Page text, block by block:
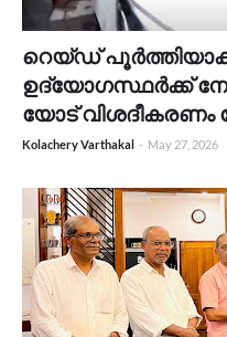
റെയ്ഡ്
ഉദ്യോഗസ്ഥർക്ക്
യോട് വിശദീകരണം
Kolachery Varthakal - May 27, 2026